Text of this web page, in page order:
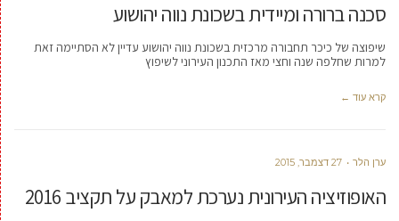
סכנה ברורה ומיידית בשכונת נווה יהושוע
שיפוצה של כיכר תחבורה מרכזית בשכונת נווה יהושוע עדיין לא הסתיימה זאת
למרות שחלפה שנה וחצי מאז התכנון העירוני לשיפוץ
קרא עוד ←
ערן הלר 27 דצמבר, 2015
האופוזיציה העירונית נערכת למאבק על תקציב 2016